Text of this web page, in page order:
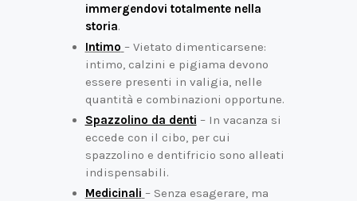
immergendovi totalmente nella
storia.
Intimo – Vietato dimenticarsene:
intimo, calzini e pigiama devono
essere presenti in valigia, nelle
quantità e combinazioni opportune.
Spazzolino da denti – In vacanza si
eccede con il cibo, per cui
spazzolino e dentifricio sono alleati
indispensabili.
Medicinali – Senza esagerare, ma